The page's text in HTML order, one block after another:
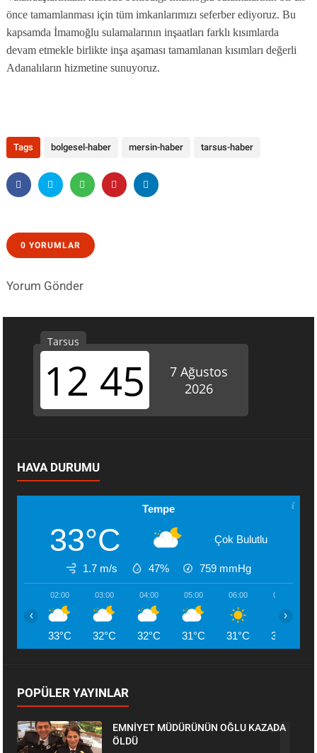
önce tamamlanması için tüm imkanlarımızı seferber ediyoruz. Bu
kapsamda İmamoğlu sulamalarının inşaatları farklı kısımlarda
devam etmekle birlikte inşa aşaması tamamlanan kısımları değerli
Adanalıların hizmetine sunuyoruz.
Tags bolgesel-haber mersin-haber tarsus-haber
0 YORUMLAR
Yorum Gönder
HAVA DURUMU
Tempe
33°C Çok Bulutlu
1.7 m/s 47% 759 mmHg
02:00
33°C
03:00
32°C
04:00
32°C
05:00
31°C
06:00
31°C
07:00
31°C
‹ ›
POPÜLER YAYINLAR
EMNİYET MÜDÜRÜNÜN OĞLU KAZADA
ÖLDÜ